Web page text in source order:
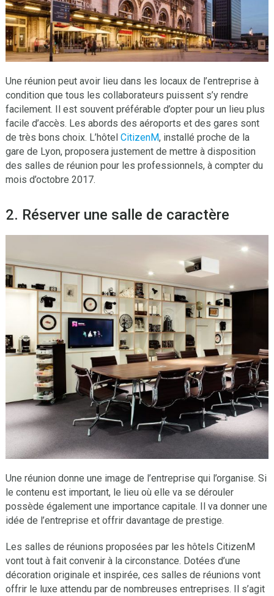
Une réunion peut avoir lieu dans les locaux de l’entreprise à
condition que tous les collaborateurs puissent s’y rendre
facilement. Il est souvent préférable d’opter pour un lieu plus
facile d’accès. Les abords des aéroports et des gares sont
de très bons choix. L’hôtel CitizenM,installé proche de la
gare de Lyon, proposera justement de mettre à disposition
des salles de réunion pour les professionnels, à compter du
mois d’octobre 2017.
2. Réserver une salle de caractère
Une réunion donne une image de l’entreprise qui l’organise. Si
le contenu est important, le lieu où elle va se dérouler
possède également une importance capitale. Il va donner une
idée de l’entreprise et offrir davantage de prestige.
Les salles de réunions proposées par les hôtels CitizenM
vont tout à fait convenir à la circonstance. Dotées d’une
décoration originale et inspirée, ces salles de réunions vont
offrir le luxe attendu par de nombreuses entreprises. Il s’agit